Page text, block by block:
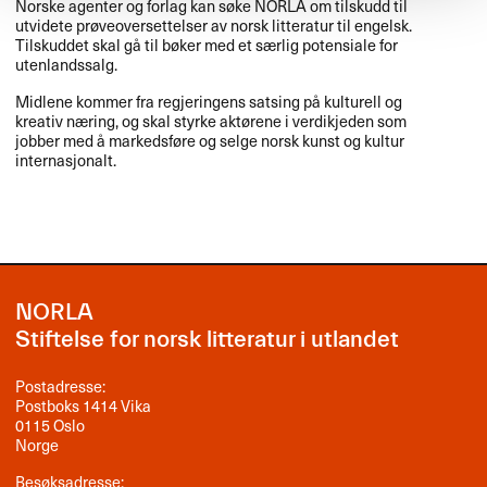
Norske agenter og forlag kan søkeNORLAom tilskudd til
utvidete prøveoversettelser av norsk litteratur til engelsk.
Tilskuddet skal gå til bøker med et særlig potensiale for
utenlandssalg.
Midlene kommer fra regjeringens satsing på kulturell og
kreativ næring, og skal styrke aktørene i verdikjeden som
jobber med å markedsføre og selge norsk kunst og kultur
internasjonalt.
NORLA
Stiftelse for norsk litteratur i utlandet
Postadresse:
Postboks 1414 Vika
0115 Oslo
Norge
Besøksadresse: